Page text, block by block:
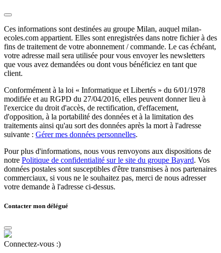
Ces informations sont destinées au groupe Milan, auquel milan-
ecoles.com appartient. Elles sont enregistrées dans notre fichier à des
fins de traitement de votre abonnement / commande. Le cas échéant,
votre adresse mail sera utilisée pour vous envoyer les newsletters
que vous avez demandées ou dont vous bénéficiez en tant que
client.
Conformément à la loi « Informatique et Libertés » du 6/01/1978
modifiée et au RGPD du 27/04/2016, elles peuvent donner lieu à
l'exercice du droit d'accès, de rectification, d'effacement,
d'opposition, à la portabilité des données et à la limitation des
traitements ainsi qu'au sort des données après la mort à l'adresse
suivante : Gérer mes données personnelles.
Pour plus d'informations, nous vous renvoyons aux dispositions de
notre Politique de confidentialité sur le site du groupe Bayard. Vos
données postales sont susceptibles d'être transmises à nos partenaires
commerciaux, si vous ne le souhaitez pas, merci de nous adresser
votre demande à l'adresse ci-dessus.
Contacter mon délégué
Connectez-vous :)